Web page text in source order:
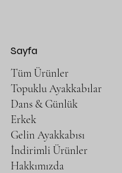
Sayfa
Tüm Ürünler
Topuklu Ayakkabılar
Dans & Günlük
Erkek
Gelin Ayakkabısı
İndirimli Ürünler
Hakkımızda